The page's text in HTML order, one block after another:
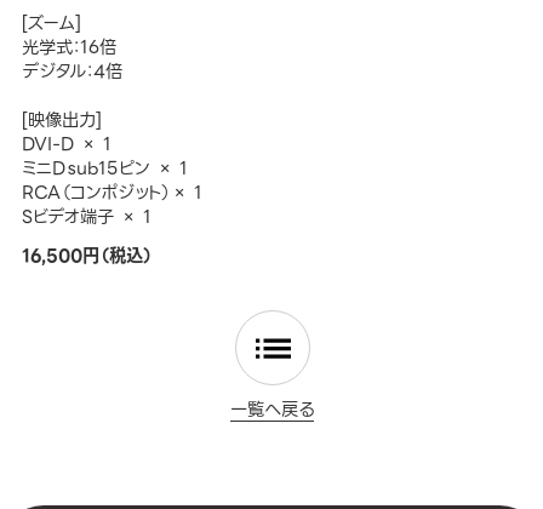
[ズーム]
光学式：16倍
デジタル：4倍
[映像出力]
DVI-D × 1
ミニDｓub15ピン × 1
RCA（コンポジット）× 1
Sビデオ端子 × 1
16,500円（税込）
一覧へ戻る